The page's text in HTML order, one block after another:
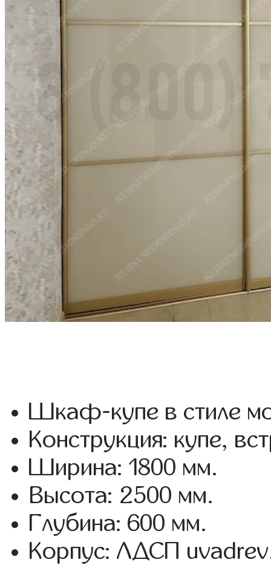
Шкаф-купе в стиле
Конструкция: купе,
Ширина: 1800 мм.
Высота: 2500 мм.
Глубина: 600 мм.
Корпус: ЛДСП